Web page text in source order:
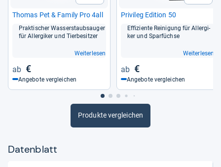
Tho­mas Pet & Family Pro 4all
Prak­ti­scher Was­ser­staub­sau­ger
für All­er­gi­ker und Tier­be­sit­zer
Weiterlesen
€
Angebote vergleichen
Pri­vi­leg Edi­tion 50
Effi­zi­ente Rei­ni­gung für All­er­gi­
ker und Spar­füchse
Weiterlesen
€
Angebote vergleichen
Produkte vergleichen
Datenblatt